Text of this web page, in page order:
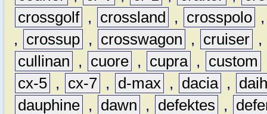
crossgolf , crossland , crosspolo
,
crossup , crosswagon , cruiser ,
cullinan
, cuore , cupra , custom
cx-5 , cx-7 , d-max , dacia ,
dauphine , dawn , defektes ,